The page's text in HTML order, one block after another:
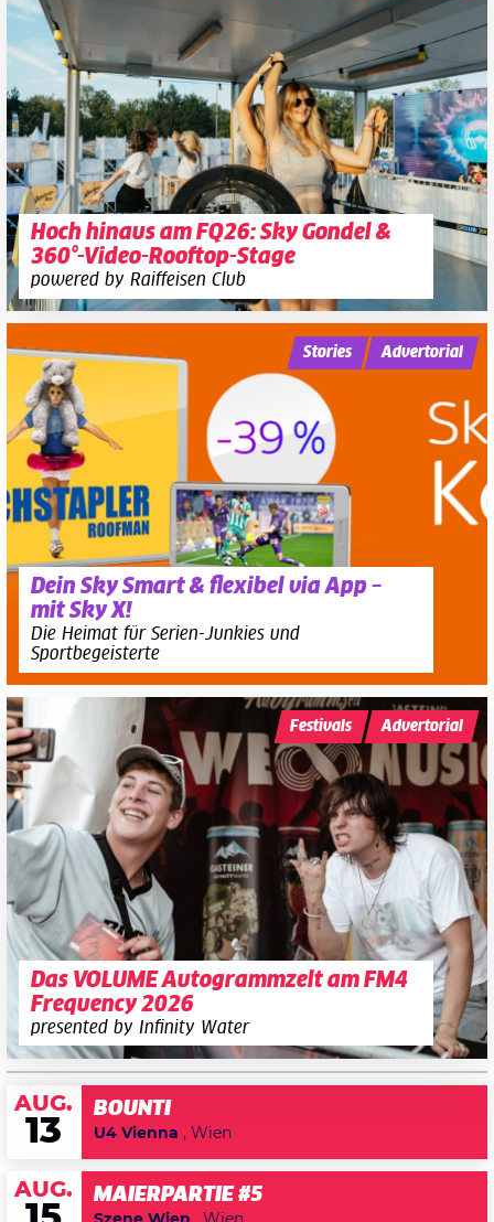
Hoch hinaus am FQ26: Sky Gondel &
360°-Video-Rooftop-Stage
powered by Raiffeisen Club
Dein Sky Smart & flexibel via App –
mit Sky X!
Die Heimat für Serien-Junkies und
Sportbegeisterte
Stories Advertorial
Das VOLUME Autogrammzelt am FM4
Frequency 2026
presented by Infinity Water
Festivals Advertorial
AUG.
13
BOUNTI
U4 Vienna , Wien
AUG. MAIERPARTIE #5